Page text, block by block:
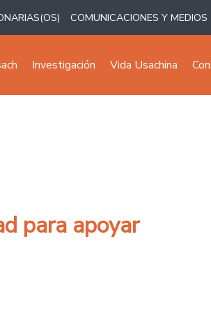
COMUNICACIONES Y MEDIOS
Investigación Vida Usachina
para apoyar